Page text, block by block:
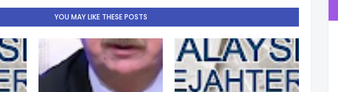
YOU MAY LIKE THESE POSTS